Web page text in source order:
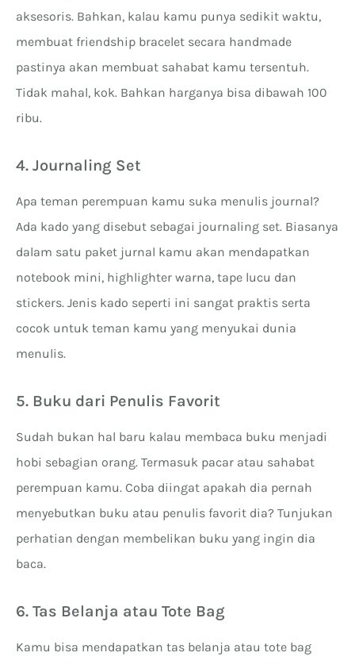
aksesoris. Bahkan, kalau kamu punya sedikit waktu,
membuat friendship bracelet secara handmade
pastinya akan membuat sahabat kamu tersentuh.
Tidak mahal, kok. Bahkan harganya bisa dibawah 100
ribu.
4. Journaling Set
Apa teman perempuan kamu suka menulis journal?
Ada kado yang disebut sebagai journaling set. Biasanya
dalam satu paket jurnal kamu akan mendapatkan
notebook mini, highlighter warna, tape lucu dan
stickers. Jenis kado seperti ini sangat praktis serta
cocok untuk teman kamu yang menyukai dunia
menulis.
5. Buku dari Penulis Favorit
Sudah bukan hal baru kalau membaca buku menjadi
hobi sebagian orang. Termasuk pacar atau sahabat
perempuan kamu. Coba diingat apakah dia pernah
menyebutkan buku atau penulis favorit dia? Tunjukan
perhatian dengan membelikan buku yang ingin dia
baca.
6. Tas Belanja atau Tote Bag
Kamu bisa mendapatkan tas belanja atau tote bag